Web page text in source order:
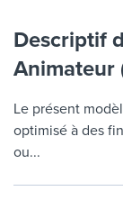
Descriptif
Animateur
Le présent
optimisé à des
ou...